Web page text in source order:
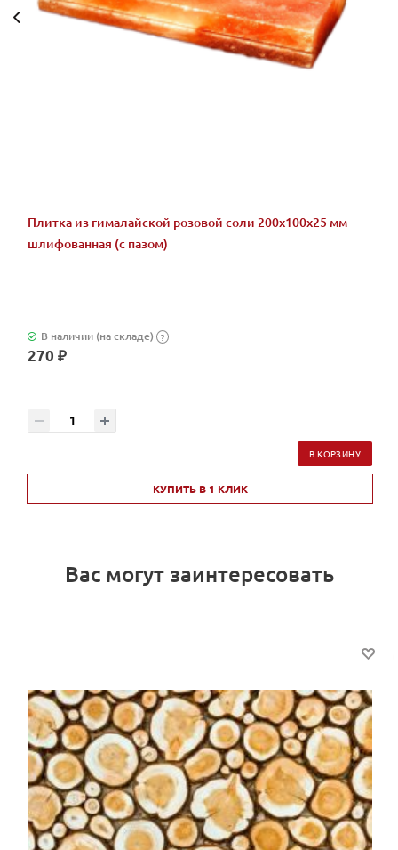
Плитка из гималайской розовой соли 200x100x25 мм
шлифованная (с пазом)
В наличии (на складе) ?
270 ₽
В КОРЗИНУ
КУПИТЬ В 1 КЛИК
Вас могут заинтересовать